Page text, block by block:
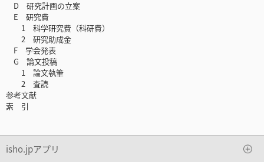
D 研究計画の立案
E 研究費
1 科学研究費（科研費）
2 研究助成金
F 学会発表
G 論文投稿
1 論文執筆
2 査読
参考文献
索 引
isho.jpアプリ